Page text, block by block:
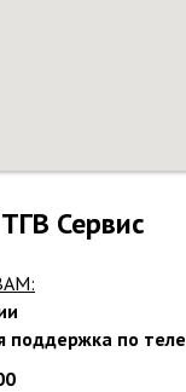
Сервис
поддержка по